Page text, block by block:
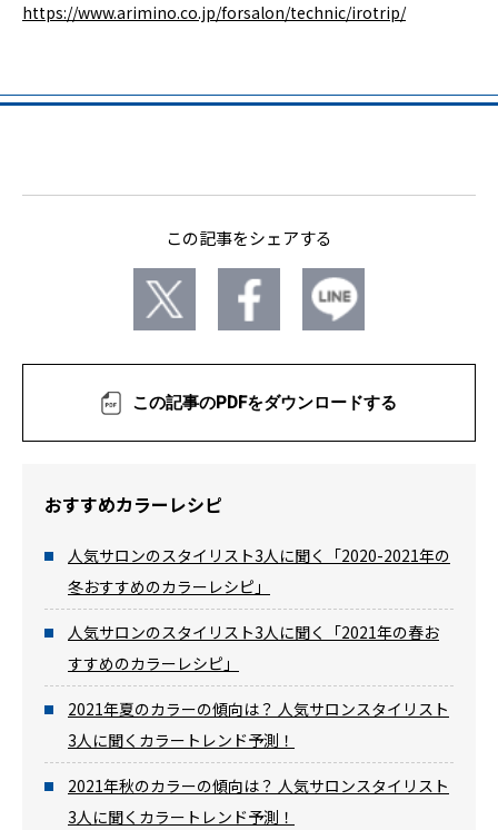
https://www.arimino.co.jp/forsalon/technic/irotrip/
この記事をシェアする
この記事のPDFをダウンロードする
おすすめカラーレシピ
人気サロンのスタイリスト3人に聞く「2020-2021年の
冬おすすめのカラーレシピ」
人気サロンのスタイリスト3人に聞く「2021年の春お
すすめのカラーレシピ」
2021年夏のカラーの傾向は？ 人気サロンスタイリスト
3人に聞くカラートレンド予測！
2021年秋のカラーの傾向は？ 人気サロンスタイリスト
3人に聞くカラートレンド予測！